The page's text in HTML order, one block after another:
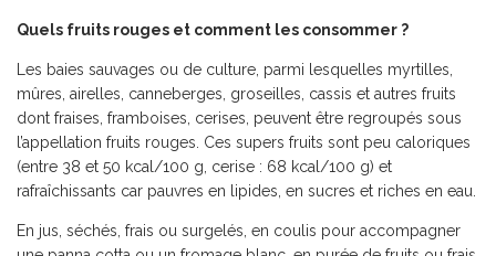
Quels fruits rouges et comment les consommer ?
Les baies sauvages ou de culture, parmi lesquelles myrtilles,
mûres, airelles, canneberges, groseilles, cassis et autres fruits
dont fraises, framboises, cerises, peuvent être regroupés sous
l’appellation fruits rouges. Ces supers fruits sont peu caloriques
(entre 38 et 50 kcal/100 g, cerise : 68 kcal/100 g) et
rafraîchissants car pauvres en lipides, en sucres et riches en eau.
En jus, séchés, frais ou surgelés, en coulis pour accompagner